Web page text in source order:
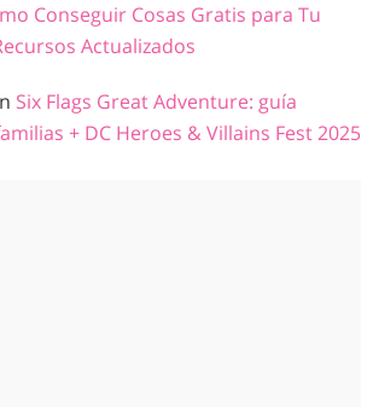
Conseguir Cosas Gratis para Tu
Actualizados
Six Flags Great Adventure: guía
+ DC Heroes & Villains Fest 2025